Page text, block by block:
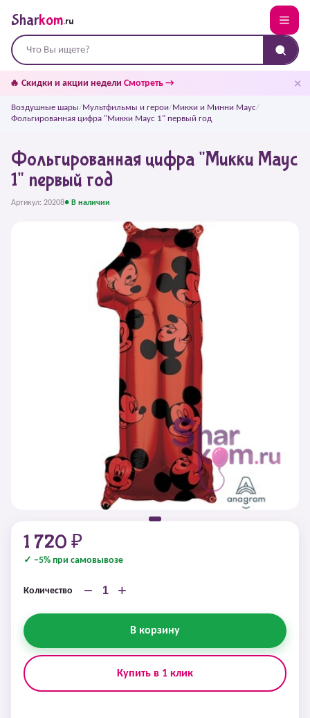
Sharkom.ru
🔥 Скидки и акции недели Смотреть → ✕
Воздушные шары/Мультфильмы и герои/Микки и Минни Маус/
Фольгированная цифра "Микки Маус 1" первый год
Фольгированная цифра "Микки Маус
1" первый год
Артикул: 20208● В наличии
1 720 ₽
✓ −5% при самовывозе
Количество − +
В корзину
Купить в 1 клик